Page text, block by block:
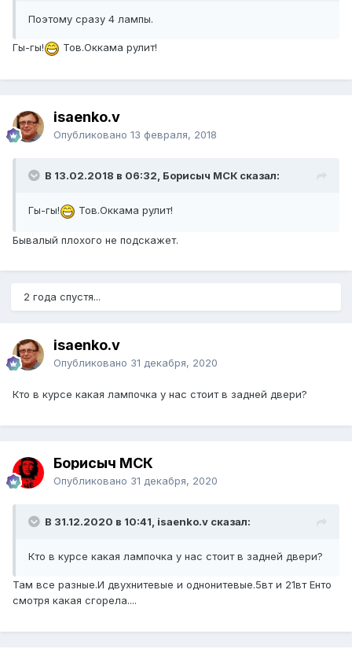
Поэтому сразу 4 лампы.
Гы-гы! Тов.Оккама рулит!
isaenko.v
Опубликовано 13 февраля, 2018
В 13.02.2018 в 06:32, Борисыч МСК сказал:
Гы-гы! Тов.Оккама рулит!
Бывалый плохого не подскажет.
2 года спустя...
isaenko.v
Опубликовано 31 декабря, 2020
Кто в курсе какая лампочка у нас стоит в задней двери?
Борисыч МСК
Опубликовано 31 декабря, 2020
В 31.12.2020 в 10:41, isaenko.v сказал:
Кто в курсе какая лампочка у нас стоит в задней двери?
Там все разные.И двухнитевые и однонитевые.5вт и 21вт Енто
смотря какая сгорела....